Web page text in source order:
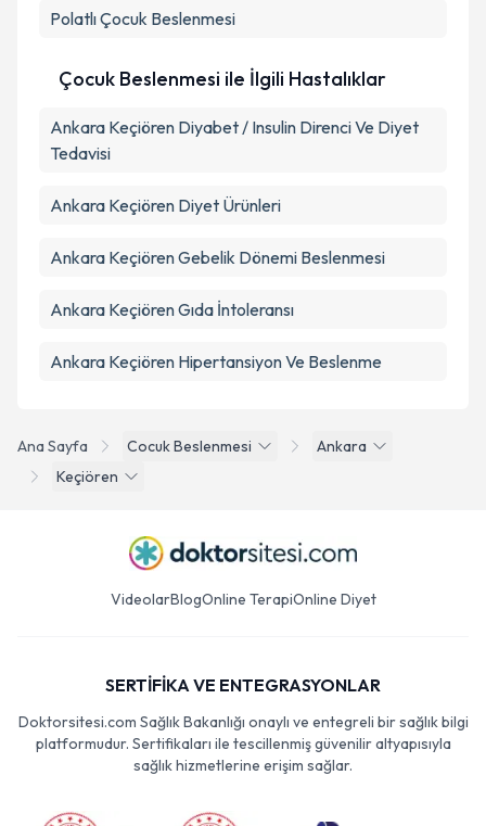
Ana Sayfa Cocuk Beslenmesi
Ankara
Keçiören
PolatlıÇocuk Beslenmesi
Çocuk Beslenmesi ile İlgili Hastalıklar
Ankara Keçiören Diyabet / Insulin Direnci Ve Diyet
Tedavisi
Ankara Keçiören Diyet Ürünleri
Ankara Keçiören Gebelik Dönemi Beslenmesi
Ankara Keçiören Gıda İntoleransı
Ankara Keçiören Hipertansiyon Ve Beslenme
VideolarBlogOnline TerapiOnline Diyet
SERTİFİKA VE ENTEGRASYONLAR
Doktorsitesi.com Sağlık Bakanlığı onaylı ve entegreli bir sağlık bilgi
platformudur. Sertifikaları ile tescillenmiş güvenilir altyapısıyla
sağlık hizmetlerine erişim sağlar.